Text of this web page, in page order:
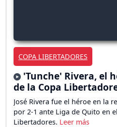
COPA LIBERTADORES
'Tunche' Rivera, el
de la Copa
José Rivera fue el héroe en la
por 2-1 ante Liga de Quito en
Libertadores.